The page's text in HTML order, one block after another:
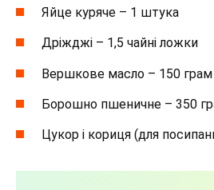
Яйце куряче – 1 штука
Дріжджі – 1,5 чайні ложки
Вершкове масло – 150 грам
Борошно пшеничне – 350
Цукор і кориця (для